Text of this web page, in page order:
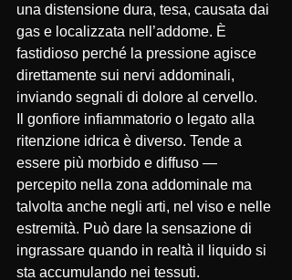
una distensione dura, tesa, causata dai
gas e localizzata nell’addome. È
fastidioso perché la pressione agisce
direttamente sui nervi addominali,
inviando segnali di dolore al cervello.
Il gonfiore infiammatorio o legato alla
ritenzione idrica è diverso. Tende a
essere più morbido e diffuso —
percepito nella zona addominale ma
talvolta anche negli arti, nel viso e nelle
estremità. Può dare la sensazione di
ingrassare quando in realtà il liquido si
sta accumulando nei tessuti.